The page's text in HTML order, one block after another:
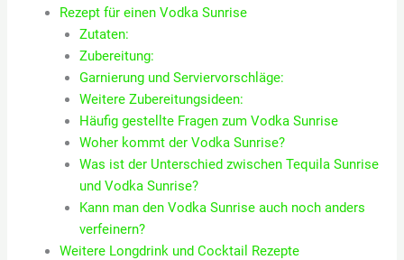
Rezept für einen Vodka Sunrise
Zutaten:
Zubereitung:
Garnierung und Serviervorschläge:
Weitere Zubereitungsideen:
Häufig gestellte Fragen zum Vodka Sunrise
Woher kommt der Vodka Sunrise?
Was ist der Unterschied zwischen Tequila Sunrise
und Vodka Sunrise?
Kann man den Vodka Sunrise auch noch anders
verfeinern?
Weitere Longdrink und Cocktail Rezepte